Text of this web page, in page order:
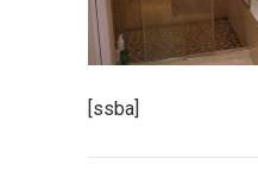
[ssba]